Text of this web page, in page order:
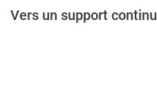
Vers un support continu